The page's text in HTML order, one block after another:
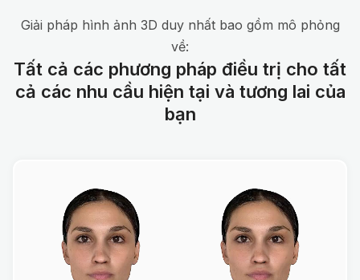
Giải pháp hình ảnh 3D duy nhất bao gồm mô phỏng
về:
Tất cả các phương pháp điều trị cho tất
cả các nhu cầu hiện tại và tương lai của
bạn